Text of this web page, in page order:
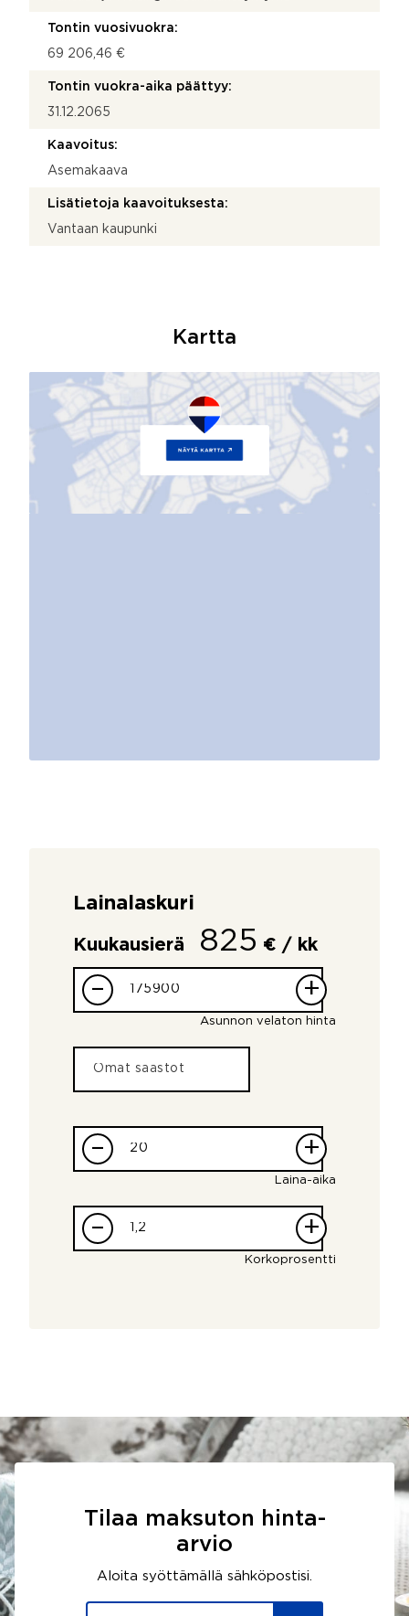
Tontin vuosivuokra:
69 206,46 €
Tontin vuokra-aika päättyy:
31.12.2065
Kaavoitus:
Asemakaava
Lisätietoja kaavoituksesta:
Vantaan kaupunki
Kartta
Lainalaskuri
Kuukausierä 825 € / kk
– +
Asunnon velaton hinta
– +
Laina-aika
– +
Korkoprosentti
Tilaa maksuton hinta-
arvio
Aloita syöttämällä sähköpostisi.